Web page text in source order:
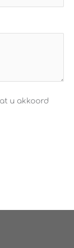
u akkoord